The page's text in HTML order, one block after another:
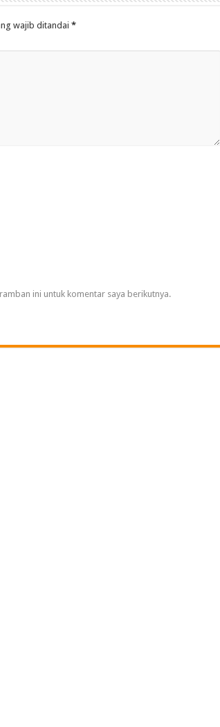
wajib ditandai *
ini untuk komentar saya berikutnya.